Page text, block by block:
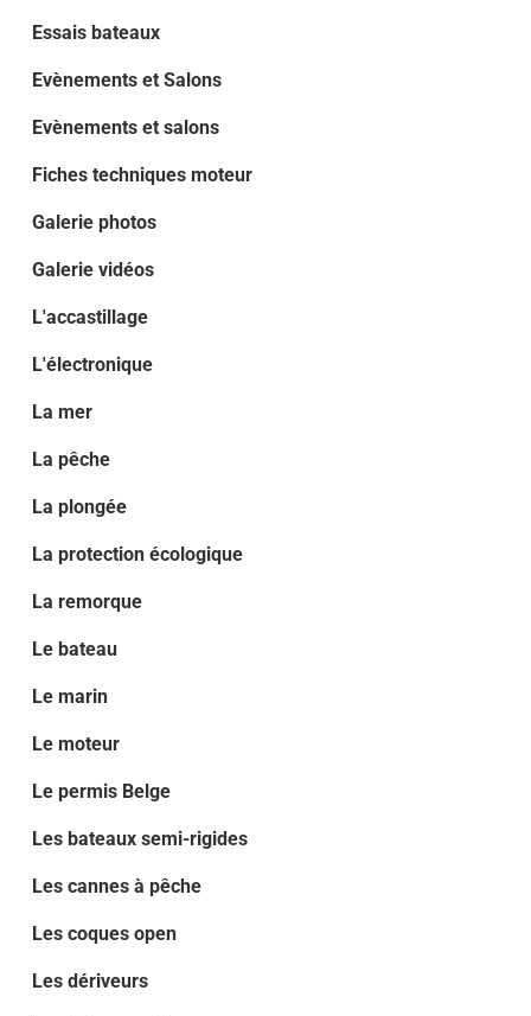
Essais bateaux
Evènements et Salons
Evènements et salons
Fiches techniques moteur
Galerie photos
Galerie vidéos
L'accastillage
L'électronique
La mer
La pêche
La plongée
La protection écologique
La remorque
Le bateau
Le marin
Le moteur
Le permis Belge
Les bateaux semi-rigides
Les cannes à pêche
Les coques open
Les dériveurs